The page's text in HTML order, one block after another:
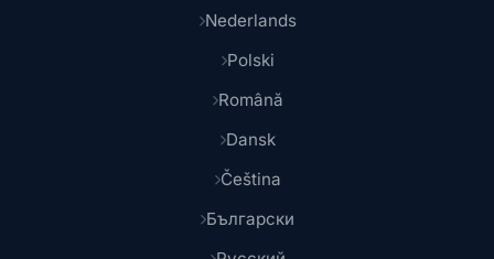
Nederlands
Polski
Română
Dansk
Čeština
Български